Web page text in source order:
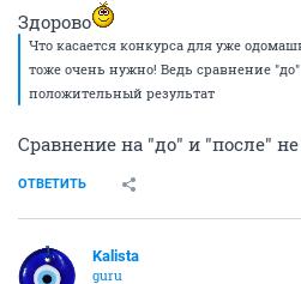
Здорово
Что касается конкурса для уже
тоже очень нужно! Ведь сравнение
положительный результат
Сравнение на "до" и "после"
ОТВЕТИТЬ
Kalista
guru